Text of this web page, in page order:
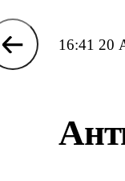
16:41 20